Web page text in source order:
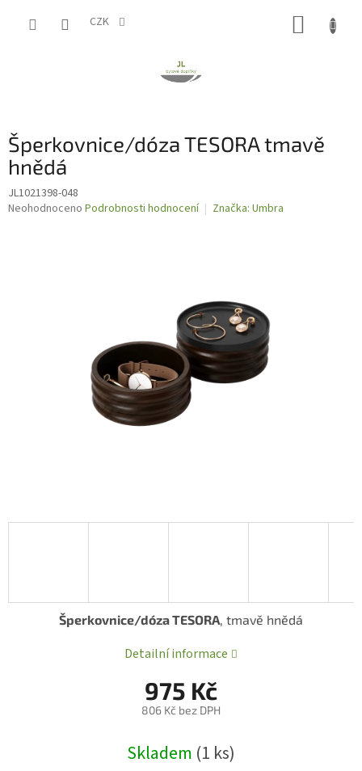
CZK
Šperkovnice/dóza TESORA tmavě
hnědá
JL1021398-048
Průměrné
Neohodnoceno Podrobnosti hodnocení Značka: Umbra
975 Kč
806 Kč bez DPH
cena:
Skladem (1 ks)
Šperkovnice/dóza TESORA, tmavě hnědá
Detailní informace